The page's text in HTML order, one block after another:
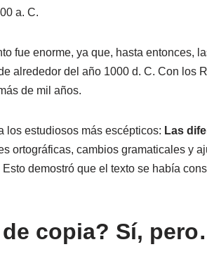
a. C.
fue enorme, ya que, hasta entonces,
alrededor del año 1000 d. C. Con los
de mil años.
los estudiosos más escépticos: Las
ortográficas, cambios gramaticales y
demostró que el texto se había
copia? Sí,